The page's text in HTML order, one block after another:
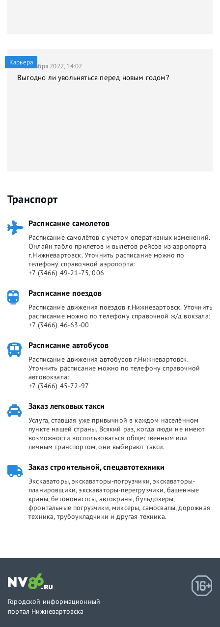
Карьера
21 декабря 2022, 14:02
Выгодно ли увольняться перед новым годом?
Транспорт
Расписание самолетов
Расписание самолётов с учетом оперативных изменений.
Онлайн табло прилетов и вылетов рейсов из аэропорта
г.Нижневартовск. Уточнить расписание можно по
телефону справочной аэропорта:
+7 (3466) 49-21-75, 006
Расписание поездов
Расписание движения поездов г.Нижневартовск. Уточнить
расписание можно по телефону справочной ж/д вокзала:
+7 (3466) 46-63-00
Расписание автобусов
Расписание движения автобусов г.Нижневартовск.
Уточнить расписание можно по телефону справочной
автовокзала:
+7 (3466) 45-72-97
Заказ легковых такси
Услуга, ставшая уже привычной в каждом населённом
пункте нашей страны. Всякий раз, когда люди не имеют
возможности воспользоваться общественным или
личным транспортом, они выбирают такси.
Заказ строительной, спецавтотехники
Экскаваторы, экскаваторы-погрузчики, экскаваторы-
планировщики, экскаваторы-перегрузчики, башенные
краны, бетононасосы, автокраны, бульдозеры,
фронтальные погрузчики, миксеры, самосвалы, дорожная
техника, трубоукладчики и другая техника.
Городской информационный
портал Нижневартовска